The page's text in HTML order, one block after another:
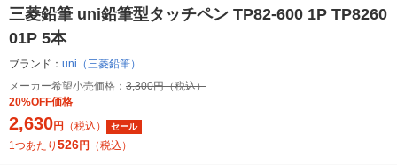
三菱鉛筆 uni鉛筆型タッチペン TP82-600 1P TP8260
01P 5本
ブランド： uni（三菱鉛筆）
メーカー希望小売価格： 3,300円（税込）
20%OFF価格
2,630円 （税込） セール
1つあたり 526円 （税込）